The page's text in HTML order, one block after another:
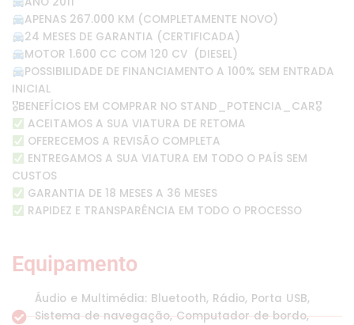
APENAS 267.000 KM (COMPLETAMENTE NOVO)
24 MESES DE GARANTIA (CERTIFICADA)
MOTOR 1.600 CC COM 120 CV (DIESEL)
POSSIBILIDADE DE FINANCIAMENTO A 100% SEM ENTRADA
INICIAL
🎖BENEFÍCIOS EM COMPRAR NO STAND_POTENCIA_CAR🎖
ACEITAMOS A SUA VIATURA DE RETOMA
OFERECEMOS A REVISÃO COMPLETA
ENTREGAMOS A SUA VIATURA EM TODO O PAÍS SEM
CUSTOS
GARANTIA DE 18 MESES A 36 MESES
RAPIDEZ E TRANSPARÊNCIA EM TODO O PROCESSO
Equipamento
Áudio e Multimédia: Bluetooth, Rádio, Porta USB,
Sistema de navegação, Computador de bordo,